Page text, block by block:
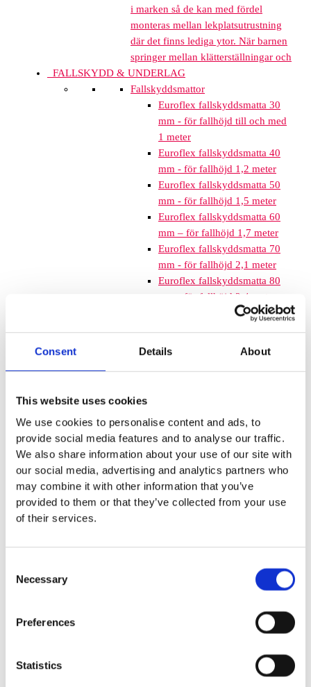
Consent Details About
This website uses cookies
We use cookies to personalise content and ads, to
provide social media features and to analyse our traffic.
We also share information about your use of our site with
our social media, advertising and analytics partners who
may combine it with other information that you’ve
provided to them or that they’ve collected from your use
of their services.
Selection
Necessary
Preferences
Statistics
i marken så de kan med fördel
monteras mellan lekplatsutrustning
där det finns lediga ytor. När barnen
springer mellan klätterställningar och
FALLSKYDD & UNDERLAG
Fallskyddsmattor
Euroflex fallskyddsmatta 30
mm - för fallhöjd till och med
1 meter
Euroflex fallskyddsmatta 40
mm - för fallhöjd 1,2 meter
Euroflex fallskyddsmatta 50
mm - för fallhöjd 1,5 meter
Euroflex fallskyddsmatta 60
mm – för fallhöjd 1,7 meter
Euroflex fallskyddsmatta 70
mm - för fallhöjd 2,1 meter
Euroflex fallskyddsmatta 80
mm - för fallhöjd 2,4 meter
Euroflex fallskyddsmatta 90
meter
Nordic rubber safe tiles 75
mm – fallhöjd upp till 2,5 m
Euroflex - övriga produkter
Euroflex - kantskydd
Euroflex hel & halvkulor /
stenar / diamonds
Euroflex gummistockar
Euroflex hörnprofil - olika